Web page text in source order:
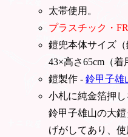
太帯使用。
プラスチック・
鎧兜本体サイズ
43×高さ65cm（着
鎧製作 - 鈴甲子雄
小札に純金箔押し
鈴甲子雄山の大
げがしてあり、